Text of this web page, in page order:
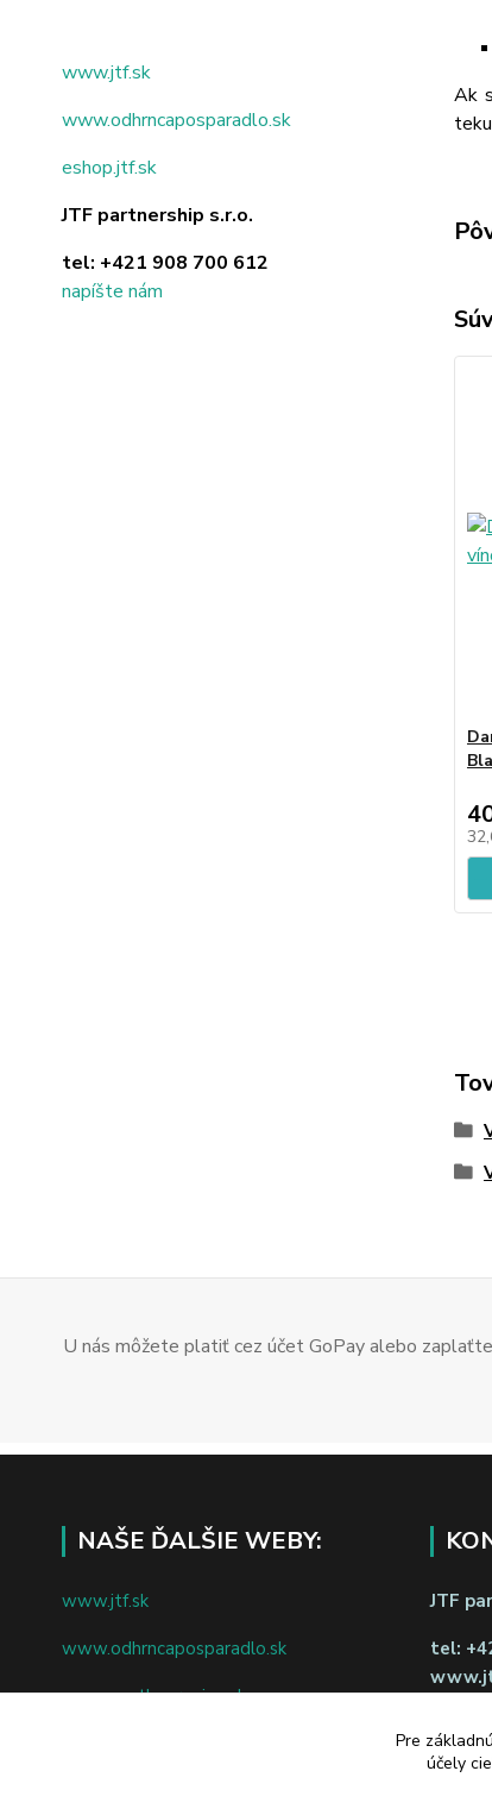
www.jtf.sk
www.odhrncaposparadlo.sk
eshop.jtf.sk
JTF partnership s.r.o.
tel: +421 908 700 612
napíšte nám
Ak
U nás môžete platiť cez účet GoPay alebo
NAŠE ĎALŠIE WEBY:
www.jtf.sk
www.odhrncaposparadlo.sk
www.vsetkoprevino.sk
JTF
tel:
Pre
účely